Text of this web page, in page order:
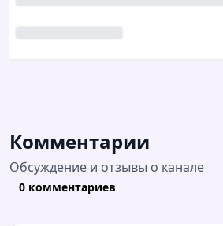
Комментарии
Обсуждение и отзывы о канале
0 комментариев